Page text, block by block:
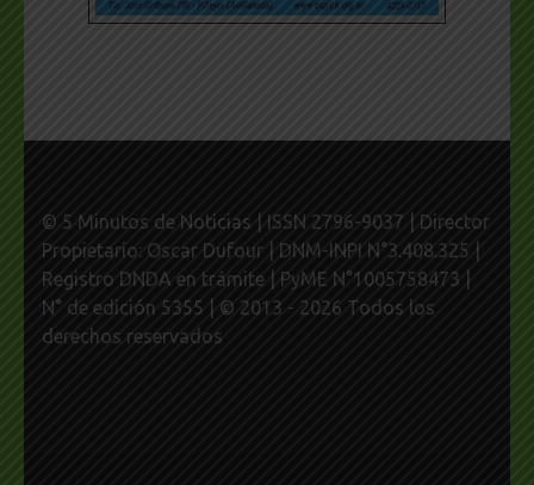
© 5 Minutos de Noticias | ISSN 2796-9037 | Director
Propietario: Oscar Dufour | DNM-INPI N°3.408.325 |
Registro DNDA en trámite | PyME N°1005758473 |
N° de edición 5355 | © 2013 - 2026 Todos los
derechos reservados